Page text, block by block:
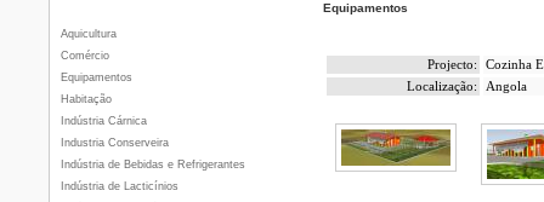
Aquicultura
Comércio
Equipamentos
Habitação
Indústria Cárnica
Industria Conserveira
Indústria de Bebidas e Refrigerantes
Indústria de Lacticínios
Equipamentos
Projecto:
Cozinha
Localização:
Angola